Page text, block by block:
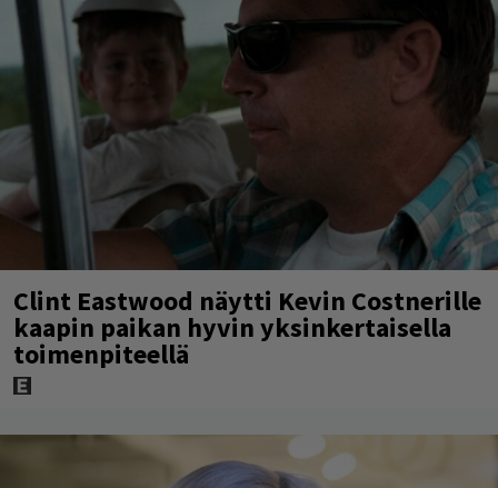
Clint Eastwood näytti Kevin Costnerille
kaapin paikan hyvin yksinkertaisella
toimenpiteellä